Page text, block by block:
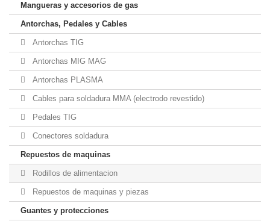
Mangueras y accesorios de gas
Antorchas, Pedales y Cables
Antorchas TIG
Antorchas MIG MAG
Antorchas PLASMA
Cables para soldadura MMA (electrodo revestido)
Pedales TIG
Conectores soldadura
Repuestos de maquinas
Rodillos de alimentacion
Repuestos de maquinas y piezas
Guantes y protecciones